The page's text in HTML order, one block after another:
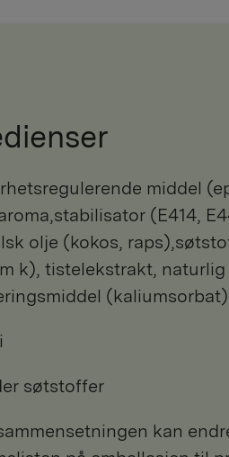
(E414,
olje (kokos,
k), tistelekstrakt,
søtstoffer
kan